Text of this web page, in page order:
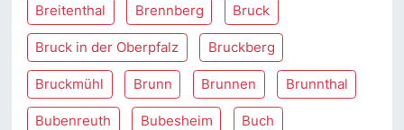
Breitenthal Brennberg Bruck
Bruck in der Oberpfalz Bruckberg
Bruckmühl Brunn Brunnen Brunnthal
Bubenreuth Bubesheim Buch